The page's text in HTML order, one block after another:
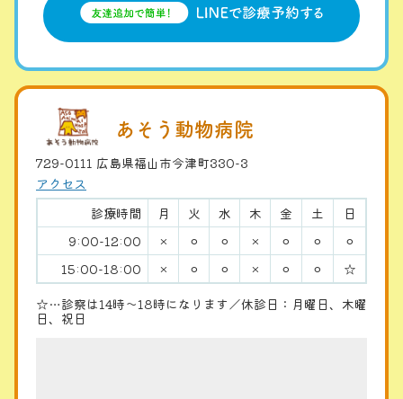
あそう動物病院
729-0111 広島県福山市今津町330-3
アクセス
診療時間
月 火 水 木 金 土
日
9:00-12:00
× ⚪︎ ⚪︎ × ⚪︎ ⚪︎
⚪︎
15:00-18:00
× ⚪︎ ⚪︎ × ⚪︎ ⚪︎
☆
☆…診察は14時〜18時になります／休診日：月曜日、木曜
日、祝日